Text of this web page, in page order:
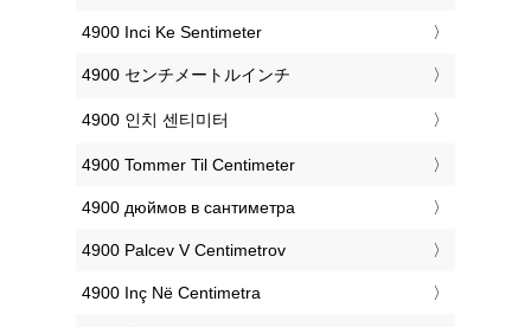
‎4900 Inci Ke Sentimeter
‎4900 センチメートルインチ
‎4900 인치 센티미터
‎4900 Tommer Til Centimeter
‎4900 дюймов в сантиметра
‎4900 Palcev V Centimetrov
‎4900 Inç Në Centimetra